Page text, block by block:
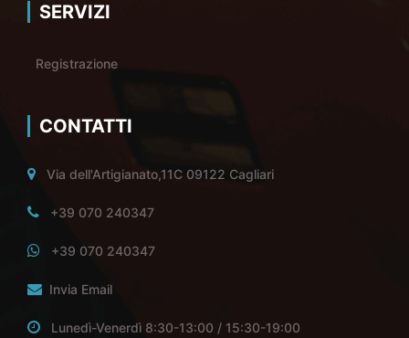
SERVIZI
Registrazione
CONTATTI
Via dell'Artigianato,11C 09122 Cagliari
+39 070 240347
+39 070 240347
Invia Email
Lunedì-Venerdì 8:30-13:00 / 15:30-19:00